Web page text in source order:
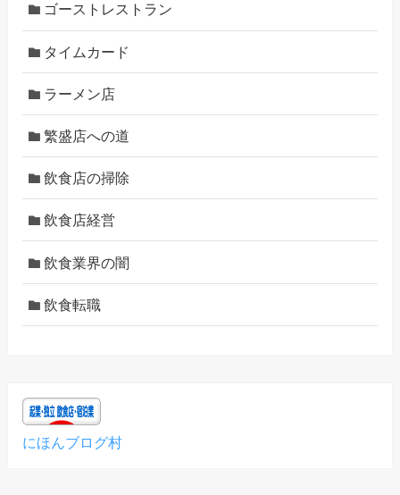
ゴーストレストラン
タイムカード
ラーメン店
繁盛店への道
飲食店の掃除
飲食店経営
飲食業界の闇
飲食転職
にほんブログ村